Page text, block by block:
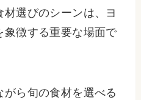
材選びのシーンは、ヨ
象徴する重要な場面で
ら旬の食材を選べる